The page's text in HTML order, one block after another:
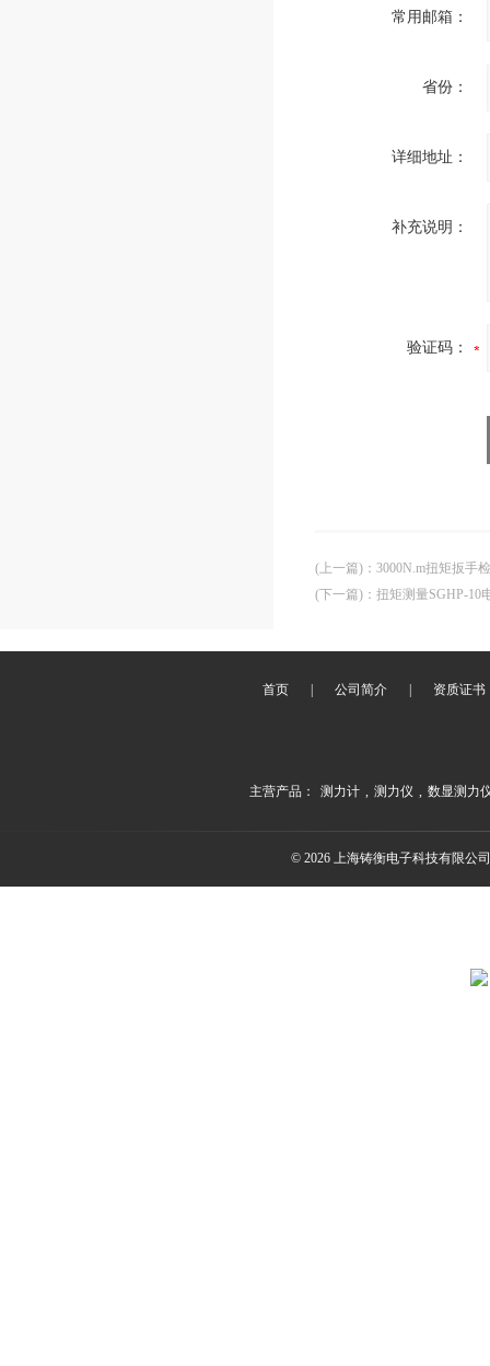
常用邮箱：
省份：
详细地址：
补充说明：
验证码：
(上一篇) ： 3000N.m扭矩扳手
(下一篇) ： 扭矩测量SGHP-10
首页 公司简介 资质证书
主营产品： 测力计 , 测力仪 , 数显测力
© 2026 上海铸衡电子科技有限公